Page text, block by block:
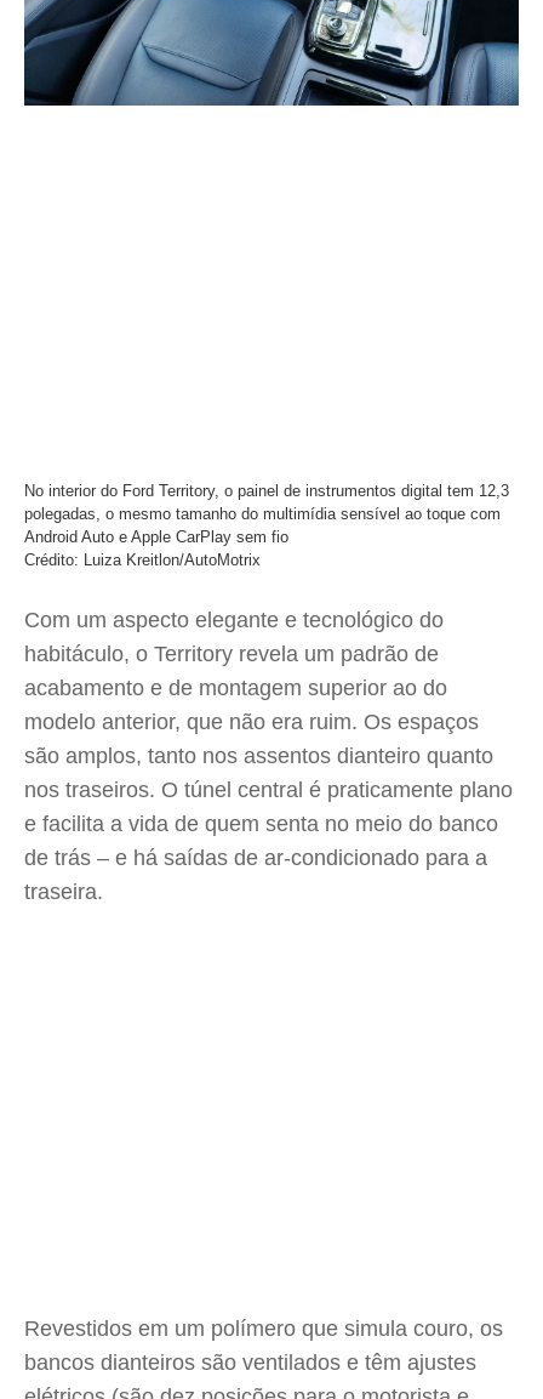
No interior do Ford Territory, o painel de instrumentos digital tem 12,3
polegadas, o mesmo tamanho do multimídia sensível ao toque com
Android Auto e Apple CarPlay sem fio
Crédito: Luiza Kreitlon/AutoMotrix
Com um aspecto elegante e tecnológico do
habitáculo, o Territory revela um padrão de
acabamento e de montagem superior ao do
modelo anterior, que não era ruim. Os espaços
são amplos, tanto nos assentos dianteiro quanto
nos traseiros. O túnel central é praticamente plano
e facilita a vida de quem senta no meio do banco
de trás – e há saídas de ar-condicionado para a
traseira.
Revestidos em um polímero que simula couro, os
bancos dianteiros são ventilados e têm ajustes